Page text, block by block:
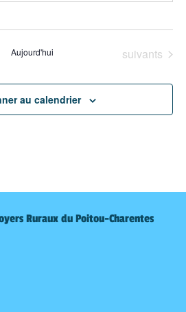
Aujourd'hui Évènements
suivants
au calendrier
Ruraux du Poitou-Charentes